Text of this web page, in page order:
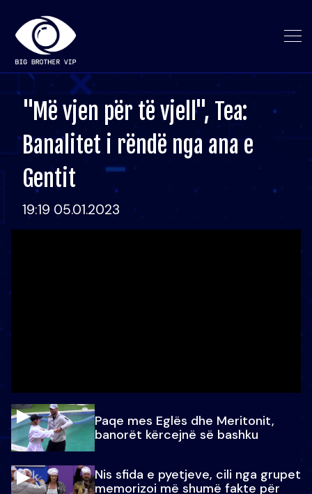
"Më vjen për të vjell", Tea:
Banalitet i rëndë nga ana e
Gentit
19:19 05.01.2023
Paqe mes Eglës dhe Meritonit,
banorët kërcejnë së bashku
Nis sfida e pyetjeve, cili nga grupet
memorizoi më shumë fakte për